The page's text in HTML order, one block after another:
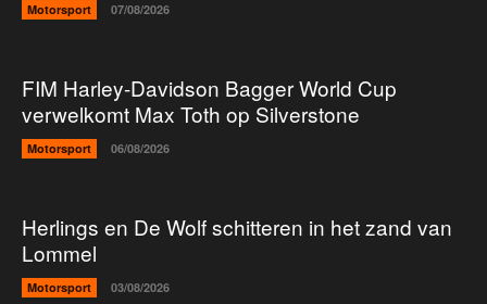
Motorsport 07/08/2026
FIM Harley-Davidson Bagger World Cup
verwelkomt Max Toth op Silverstone
Motorsport 06/08/2026
Herlings en De Wolf schitteren in het zand van
Lommel
Motorsport 03/08/2026